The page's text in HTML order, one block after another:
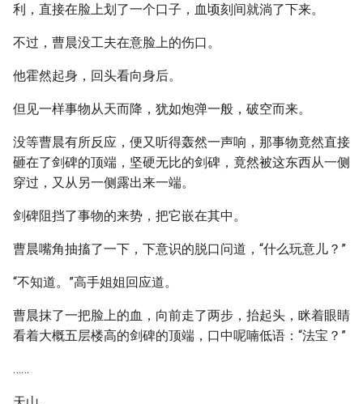
利，直接在脸上划了一个口子，血顷刻间就淌了下来。
不过，曹晨没工夫在意脸上的伤口。
他霍然起身，回头看向身后。
但见一样事物从天而降，犹如炮弹一般，破空而来。
没等曹晨有所反应，便又听得轰然一声响，那事物竟然直接
砸在了剑碑的顶端，坚硬无比的剑碑，竟然被这东西从一侧
穿过，又从另一侧露出来一端。
剑碑阻挡了事物的来势，把它嵌在其中。
曹晨嘴角抽搐了一下，下意识的脱口问道，“什么玩意儿？”
“不知道。”高手姐姐回应道。
曹晨抹了一把脸上的血，向前走了两步，抬起头，眯着眼睛
看着大概五层楼高的剑碑的顶端，口中呢喃低语：“法宝？”
……